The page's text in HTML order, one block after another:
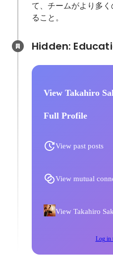
て、チームがより多
ること。
View Takahiro
Full Profile
View past posts
View mutual
View Takahiro
Log in